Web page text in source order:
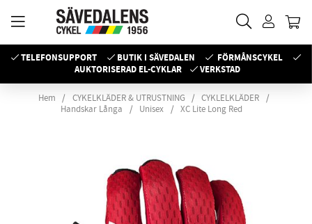
TELEFONSUPPORT BUTIK I SÄVEDALEN
FÖRMÅNSCYKEL
AUKTORISERAD EL-CYKLAR
VERKSTAD
Hem CYKELKLÄDER & UTRUSTNING
CYKLELKLÄDER
Handskar Långa
Unisex XC Lite Long Red